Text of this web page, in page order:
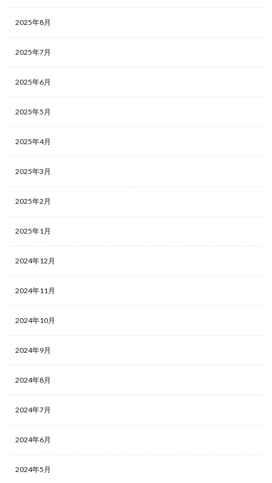
2025年8月
2025年7月
2025年6月
2025年5月
2025年4月
2025年3月
2025年2月
2025年1月
2024年12月
2024年11月
2024年10月
2024年9月
2024年8月
2024年7月
2024年6月
2024年5月